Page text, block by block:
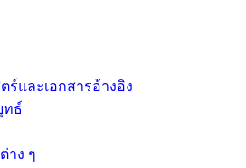
ร์และเอกสารอ้างอิง
ทธ์
าง ๆ